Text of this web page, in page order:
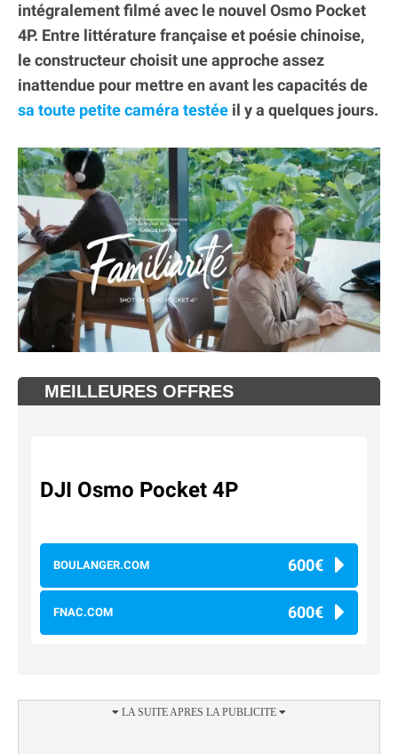
intégralement filmé avec le nouvel Osmo Pocket
4P. Entre littérature française et poésie chinoise,
le constructeur choisit une approche assez
inattendue pour mettre en avant les capacités de
sa toute petite caméra testée il y a quelques jours.
MEILLEURES OFFRES
DJI Osmo Pocket 4P
BOULANGER.COM 600€
FNAC.COM 600€